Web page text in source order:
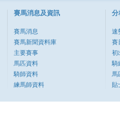
賽馬消息及資訊
賽馬消息
賽馬新聞資料庫
主要賽事
馬匹資料
騎師資料
練馬師資料
分
速
賽
初
騎
馬
貼